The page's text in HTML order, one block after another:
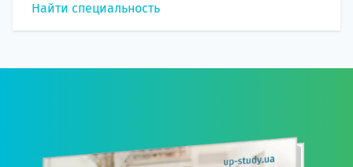
Найти специальность